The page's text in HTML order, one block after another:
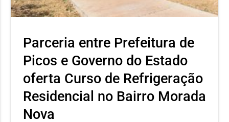
Parceria entre Prefeitura de
Picos e Governo do Estado
oferta Curso de Refrigeração
Residencial no Bairro Morada
Nova